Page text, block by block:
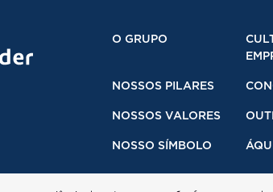
O GRUPO
NOSSOS PILARES
NOSSOS VALORES
NOSSO SÍMBOLO